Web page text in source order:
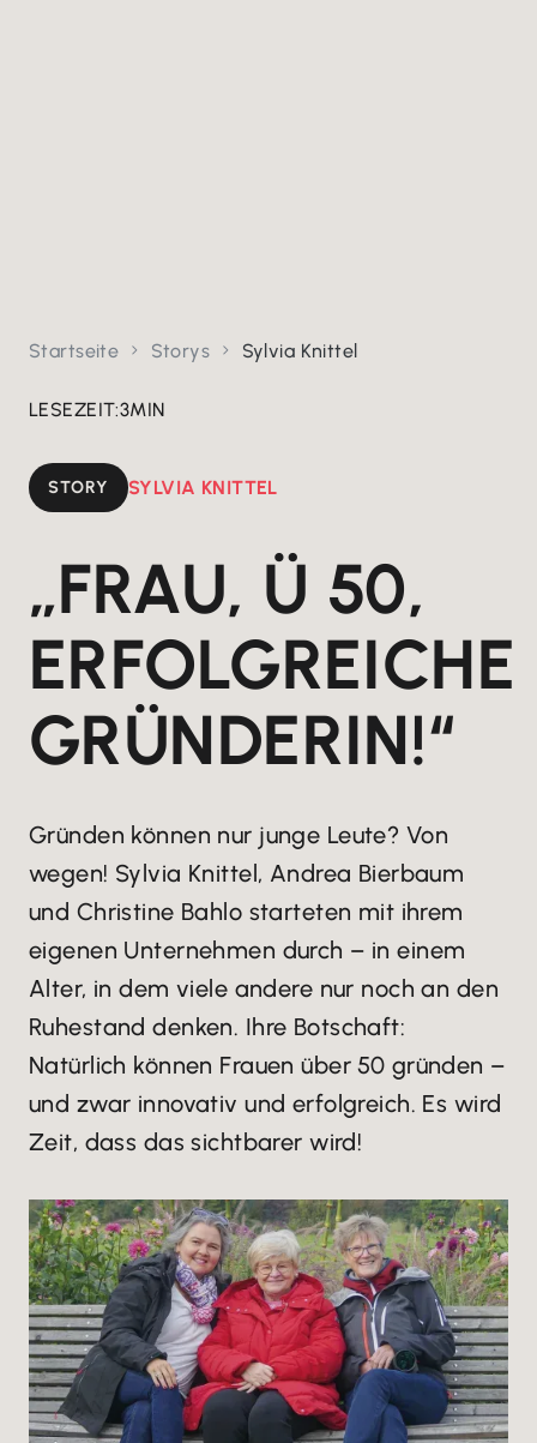
Startseite  Storys  Sylvia Knittel
LESEZEIT:3MIN
STORY SYLVIA KNITTEL
„FRAU, Ü 50,
ERFOLGREICHE
GRÜNDERIN!“
Gründen können nur junge Leute? Von
wegen! Sylvia Knittel, Andrea Bierbaum
und Christine Bahlo starteten mit ihrem
eigenen Unternehmen durch – in einem
Alter, in dem viele andere nur noch an den
Ruhestand denken. Ihre Botschaft:
Natürlich können Frauen über 50 gründen –
und zwar innovativ und erfolgreich. Es wird
Zeit, dass das sichtbarer wird!